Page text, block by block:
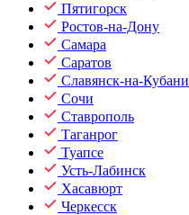
Пятигорск
Ростов-на-Дону
Самара
Саратов
Славянск-на-Кубани
Сочи
Ставрополь
Таганрог
Туапсе
Усть-Лабинск
Хасавюрт
Черкесск